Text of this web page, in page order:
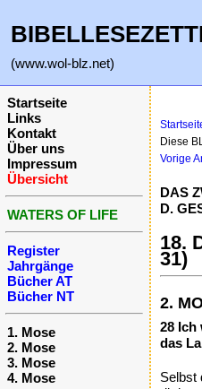
(www.wol-blz.net)
Startseite
Links
Kontakt
Über uns
Impressum
Übersicht
WATERS OF LIFE
Register
Jahrgänge
Bücher AT
Bücher NT
1. Mose
2. Mose
3. Mose
4. Mose
Diese
Vorige
DAS
D.
18.
31)
2.
28 Ich
das
Selbst